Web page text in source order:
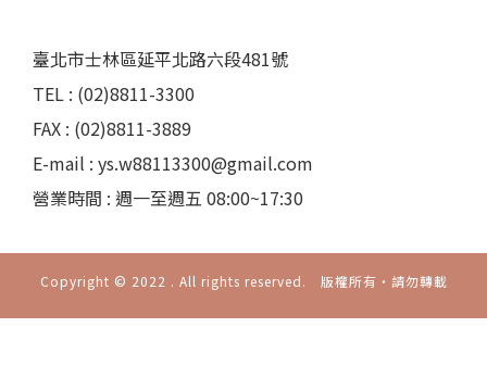
臺北市士林區延平北路六段481號
TEL : (02)8811-3300
FAX : (02)8811-3889
E-mail : ys.w88113300@gmail.com
營業時間 : 週一至週五 08:00~17:30
Copyright © 2022 . All rights reserved. 版權所有‧請勿轉載